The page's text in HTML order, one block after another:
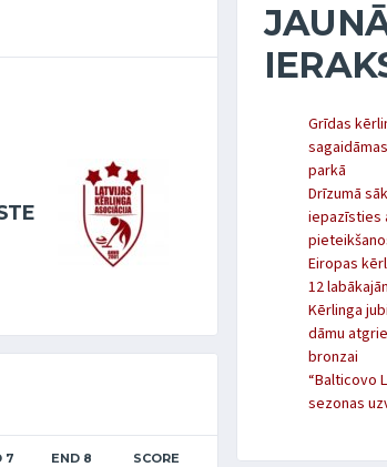
7 END 8 SCORE
Grīdas
parkā
Drīzumā
iepazīsties
Eiropas
12
Kērlinga
dāmu
bronzai
“Balticovo
sezonas